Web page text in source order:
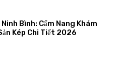
Bình: Cẩm Nang Khám
Kép Chi Tiết 2026